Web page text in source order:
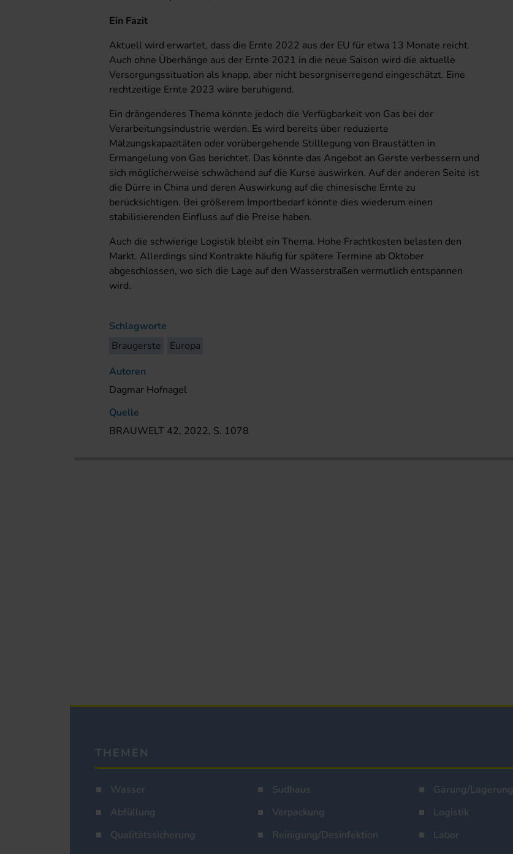
Ein Fazit
Aktuell wird erwartet, dass die Ernte 2022 aus der EU für etwa 13 Monate reicht.
Auch ohne Überhänge aus der Ernte 2021 in die neue Saison wird die aktuelle
Versorgungssituation als knapp, aber nicht besorgniserregend eingeschätzt. Eine
rechtzeitige Ernte 2023 wäre beruhigend.
Ein drängenderes Thema könnte jedoch die Verfügbarkeit von Gas bei der
Verarbeitungsindustrie werden. Es wird bereits über reduzierte
Mälzungskapazitäten oder vorübergehende Stilllegung von Braustätten in
Ermangelung von Gas berichtet. Das könnte das Angebot an Gerste verbessern und
sich möglicherweise schwächend auf die Kurse auswirken. Auf der anderen Seite ist
die Dürre in China und deren Auswirkung auf die chinesische Ernte zu
berücksichtigen. Bei größerem Importbedarf könnte dies wiederum einen
stabilisierenden Einfluss auf die Preise haben.
Auch die schwierige Logistik bleibt ein Thema. Hohe Frachtkosten belasten den
Markt. Allerdings sind Kontrakte häufig für spätere Termine ab Oktober
abgeschlossen, wo sich die Lage auf den Wasserstraßen vermutlich entspannen
wird.
Schlagworte
Braugerste
Europa
Autoren
Dagmar Hofnagel
Quelle
BRAUWELT 42, 2022, S. 1078
THEMEN
Wasser Sudhaus Gärung/Lagerung
Abfüllung
Verpackung Logistik
Qualitätssicherung
Reinigung/Desinfektion Labor